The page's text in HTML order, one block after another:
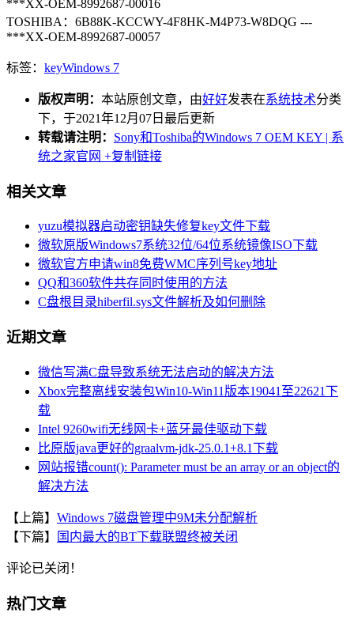
***XX-OEM-8992687-00016
TOSHIBA：6B88K-KCCWY-4F8HK-M4P73-W8DQG ---
***XX-OEM-8992687-00057
标签： keyWindows 7
版权声明： 本站原创文章，由好好发表在系统技术分类
下，于2021年12月07日最后更新
转载请注明： Sony和Toshiba的Windows 7 OEM KEY | 系
统之家官网 +复制链接
相关文章
yuzu模拟器启动密钥缺失修复key文件下载
微软原版Windows7系统32位/64位系统镜像ISO下载
微软官方申请win8免费WMC序列号key地址
QQ和360软件共存同时使用的方法
C盘根目录hiberfil.sys文件解析及如何删除
近期文章
微信写满C盘导致系统无法启动的解决方法
Xbox完整离线安装包Win10-Win11版本19041至22621下
载
Intel 9260wifi无线网卡+蓝牙最佳驱动下载
比原版java更好的graalvm-jdk-25.0.1+8.1下载
网站报错count(): Parameter must be an array or an object的
解决方法
【上篇】 Windows 7磁盘管理中9M未分配解析
【下篇】
国内最大的BT下载联盟终被关闭
评论已关闭！
热门文章